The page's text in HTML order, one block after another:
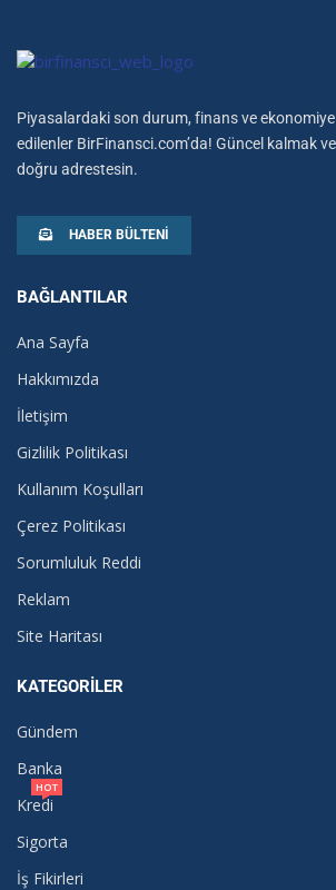
Piyasalardaki son durum, finans ve
edilenler BirFinansci.com’da! Güncel kalmak
doğru adrestesin.
HABER BÜLTENI
BAĞLANTILAR
Ana Sayfa
Hakkımızda
İletişim
Gizlilik Politikası
Kullanım Koşulları
Çerez Politikası
Sorumluluk Reddi
Reklam
Site Haritası
KATEGORILER
Gündem
Banka
Kredi
HOT
Sigorta
İş Fikirleri